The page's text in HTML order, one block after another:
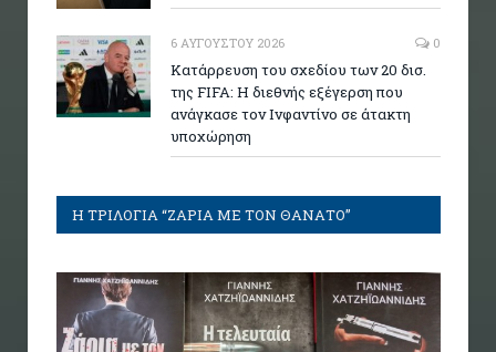
6 ΑΥΓΟΎΣΤΟΥ 2026 0
Κατάρρευση του σχεδίου των 20 δισ.
της FIFA: Η διεθνής εξέγερση που
ανάγκασε τον Ινφαντίνο σε άτακτη
υποχώρηση
Η ΤΡΙΛΟΓΙΑ “ΖΑΡΙΑ ΜΕ ΤΟΝ ΘΑΝΑΤΟ”